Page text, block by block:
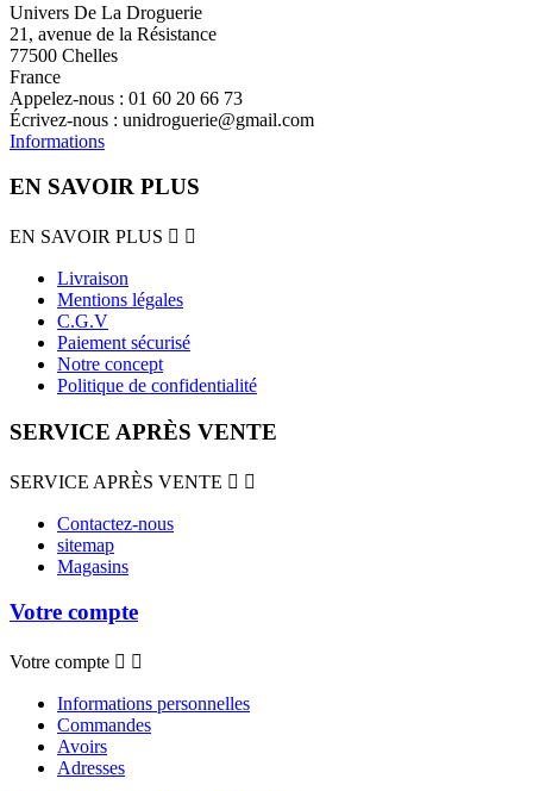
Univers De La Droguerie
21, avenue de la Résistance
77500 Chelles
France
Appelez-nous : 01 60 20 66 73
Écrivez-nous : unidroguerie@gmail.com
Informations
EN SAVOIR PLUS
EN SAVOIR PLUS  
Livraison
Mentions légales
C.G.V
Paiement sécurisé
Notre concept
Politique de confidentialité
SERVICE APRÈS VENTE
SERVICE APRÈS VENTE  
Contactez-nous
sitemap
Magasins
Votre compte
Votre compte  
Informations personnelles
Commandes
Avoirs
Adresses